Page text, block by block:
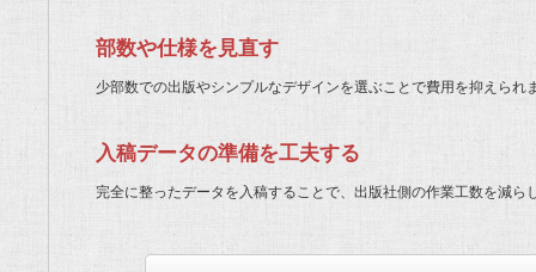
部数や仕様を見直す
少部数での出版やシンプルなデザインを選ぶことで費用を抑えられ
入稿データの準備を工夫する
完全に整ったデータを入稿することで、出版社側の作業工数を減ら